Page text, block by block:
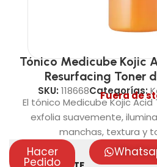
Tónico Medicube Kojic
Resurfacing Toner
SKU:118668Categorías:
Fuera de
El tónico Medicube Kojic
exfolia suavemente,
manchas, textura y
VENTAS
Hacer
Pedido